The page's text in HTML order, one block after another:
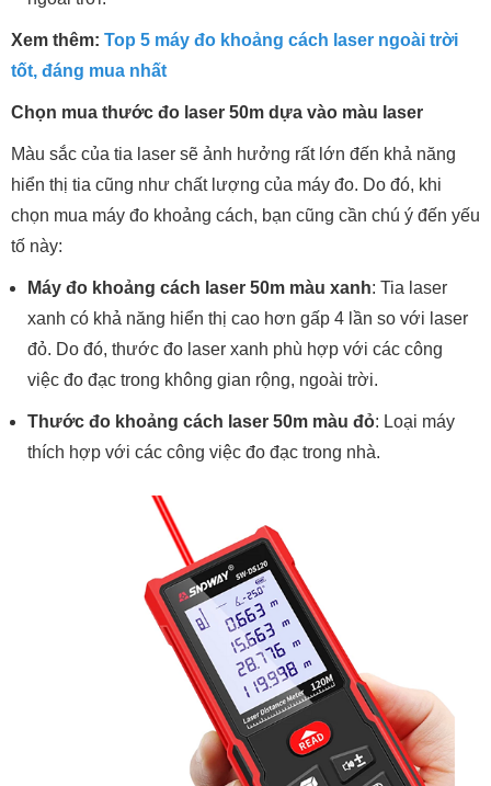
Xem thêm: Top 5 máy đo khoảng cách laser ngoài trời
tốt, đáng mua nhất
Chọn mua thước đo laser 50m dựa vào màu laser
Màu sắc của tia laser sẽ ảnh hưởng rất lớn đến khả năng
hiển thị tia cũng như chất lượng của máy đo. Do đó, khi
chọn mua máy đo khoảng cách, bạn cũng cần chú ý đến yếu
tố này:
Máy đo khoảng cách laser 50m màu xanh: Tia laser
xanh có khả năng hiển thị cao hơn gấp 4 lần so với laser
đỏ. Do đó, thước đo laser xanh phù hợp với các công
việc đo đạc trong không gian rộng, ngoài trời.
Thước đo khoảng cách laser 50m màu đỏ: Loại máy
thích hợp với các công việc đo đạc trong nhà.